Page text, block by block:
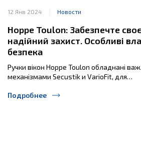
12 Янв 2024 Новости
Hoppe Toulon: Забезпечте
надійний захист. Особливі
безпека
Ручки вікон Hoppe Toulon обладнані
механізмами Secustik и VarioFit, для…
Подробнее